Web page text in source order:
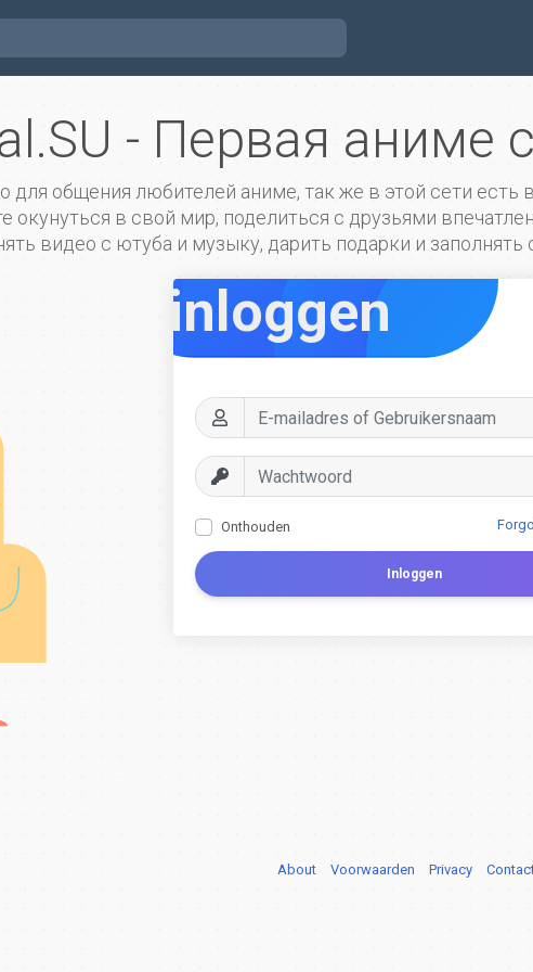
- Первая аниме
для общения любителей аниме, так же в этой сети есть
окунуться в свой мир, поделиться с друзьями
видео с ютуба и музыку, дарить подарки и заполнять
inloggen
Onthouden
Inloggen
About Voorwaarden Privacy